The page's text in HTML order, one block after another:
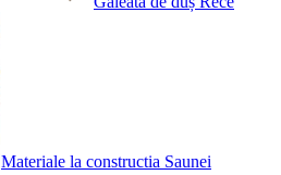
Materiale la constructia Saunei